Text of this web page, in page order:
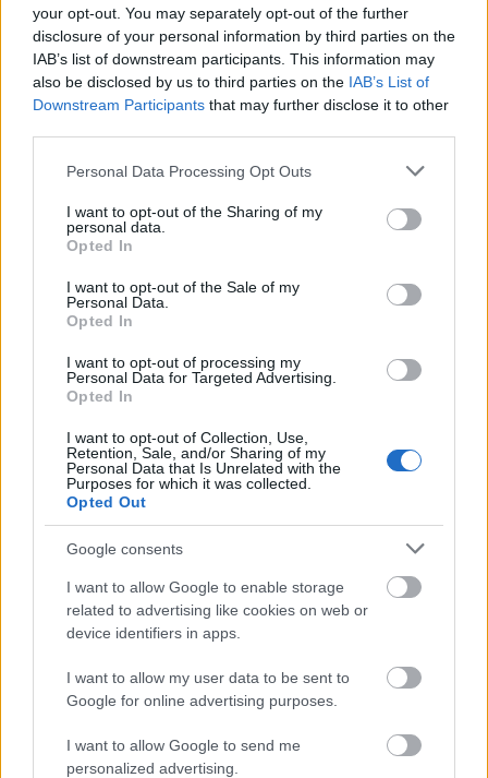
your opt-out. You may separately opt-out of the further
disclosure of your personal information by third parties on the
IAB’s list of downstream participants. This information may
also be disclosed by us to third parties on the IAB’s List of
Downstream Participants that may further disclose it to other
Please note that this website/app uses one or more Google
not limited to your visit or usage behaviour. You may click to
grant or deny consent to Google and its third-party tags to
use your data for below specified purposes in below Google
consent section.
Personal Data Processing Opt Outs
I want to opt-out of the Sharing of my
personal data.
Opted In
I want to opt-out of the Sale of my
Personal Data.
Opted In
I want to opt-out of processing my
Personal Data for Targeted Advertising.
Opted In
I want to opt-out of Collection, Use,
Retention, Sale, and/or Sharing of my
Personal Data that Is Unrelated with the
Purposes for which it was collected.
Opted Out
Google consents
I want to allow Google to enable storage
related to advertising like cookies on web or
device identifiers in apps.
I want to allow my user data to be sent to
Google for online advertising purposes.
I want to allow Google to send me
personalized advertising.
És ha már nagydarab, hússal gyanúsan sokat
foglalkozó séfekről van szó, akkor pár napja
elmentem egy szintén új helyet lecsekkolni, az
Őshonost. Ez Kerekes Sándor, séf projektje, aki nagy
szürkemarha-élharcos, na meg elég sok idejét tölti
disznóvágással is, főleg ezek alkotják az itt kapható
termékek gerincét. Rengeteg féle szalámi,
hétköznapibb és különlegesebb megoldásokkal,
hosszan érlelt sonkák, szalonnák, kiváló májas és
párizsi(!!!), és még egyéb, szintén gondosan
az újlipótvárosi
kisbolt kínálatát.